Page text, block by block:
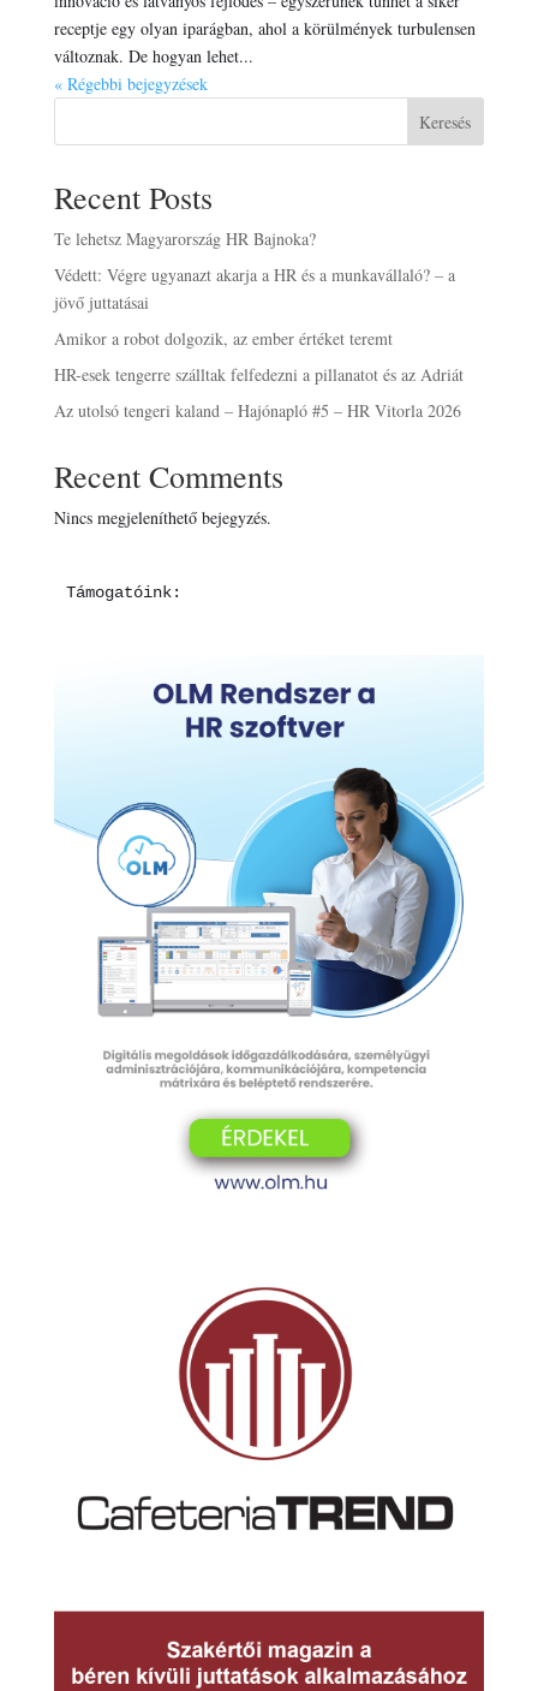
receptje egy olyan iparágban, ahol a körülmények turbulensen
változnak. De hogyan lehet...
« Régebbi bejegyzések
Keresés
Recent Posts
Te lehetsz Magyarország HR Bajnoka?
Védett: Végre ugyanazt akarja a HR és a munkavállaló? – a
jövő juttatásai
Amikor a robot dolgozik, az ember értéket teremt
HR-esek tengerre szálltak felfedezni a pillanatot és az Adriát
Az utolsó tengeri kaland – Hajónapló #5 – HR Vitorla 2026
Recent Comments
Nincs megjeleníthető bejegyzés.
Támogatóink: